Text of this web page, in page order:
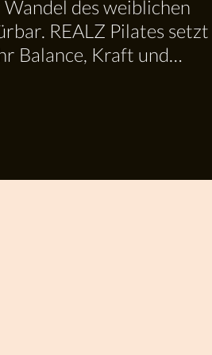
des weiblichen
REALZ Pilates setzt
Balance, Kraft und